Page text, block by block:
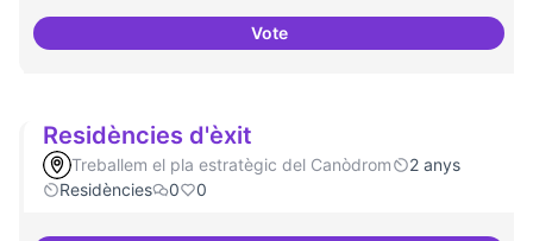
VoteResidències i governança
Residències d'èxit
Treballem el pla estratègic del Canòdrom
2 anys
Residències
0 0